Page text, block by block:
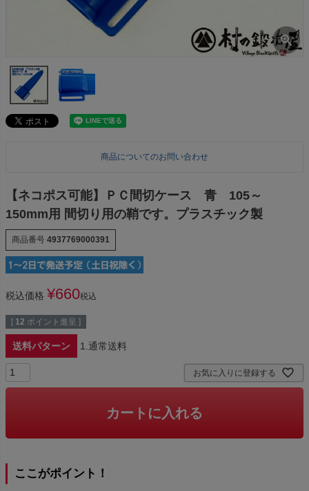
商品についてのお問い合わせ
【ネコポス可能】ＰＣ間切ケース 青 105～
150mm用 間切り用の鞘です。プラスチック製
商品番号 4937769000391
税込価格 ¥660税込
[ 12 ポイント進呈 ]
送料パターン 1.通常送料
お気に入りに登録する
カートに入れる
ここがポイント！